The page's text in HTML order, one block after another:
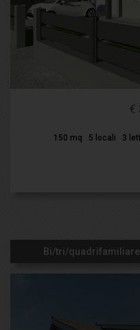
€
150 mq 5 locali 3
Bi/tri/quadrifamiliare